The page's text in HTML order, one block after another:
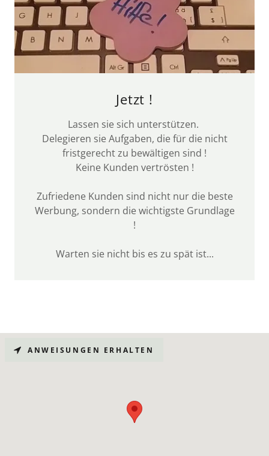
Jetzt !
Lassen sie sich unterstützen.
Delegieren sie Aufgaben, die für die nicht
fristgerecht zu bewältigen sind !
Keine Kunden vertrösten !
Zufriedene Kunden sind nicht nur die beste
Werbung, sondern die wichtigste Grundlage
!
Warten sie nicht bis es zu spät ist...
ANWEISUNGEN ERHALTEN